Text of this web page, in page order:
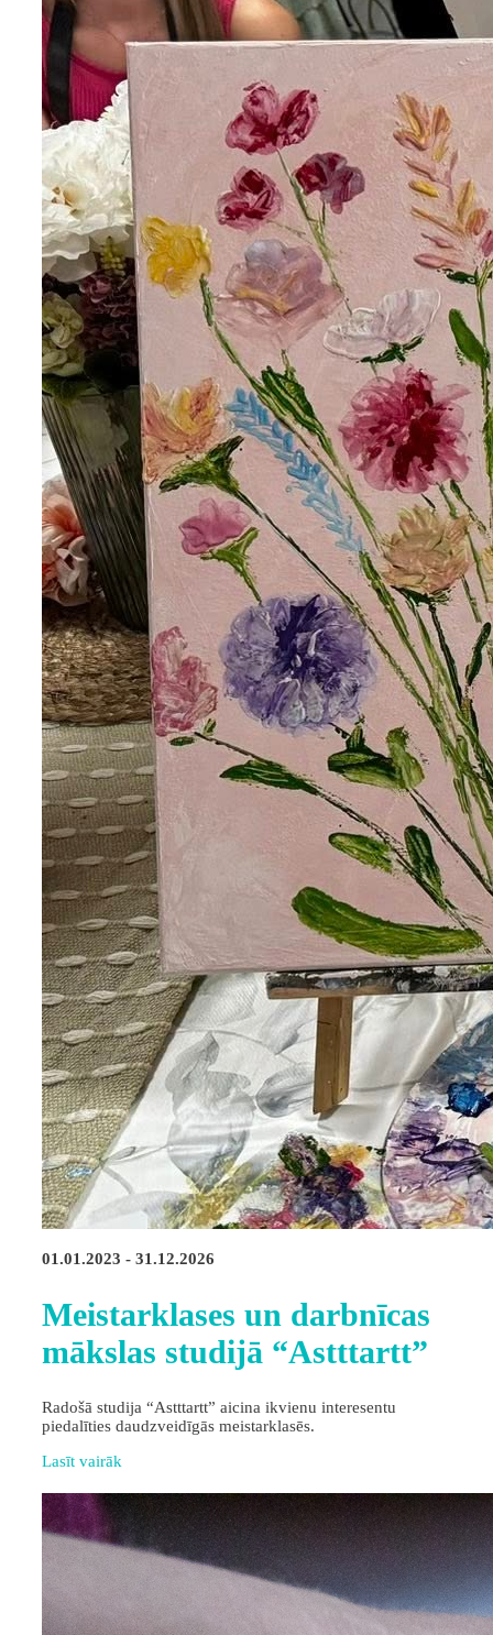
01.01.2023 - 31.12.2026
Meistarklases un darbnīcas
mākslas studijā “Astttartt”
Radošā studija “Astttartt” aicina ikvienu interesentu
piedalīties daudzveidīgās meistarklasēs.
Lasīt vairāk